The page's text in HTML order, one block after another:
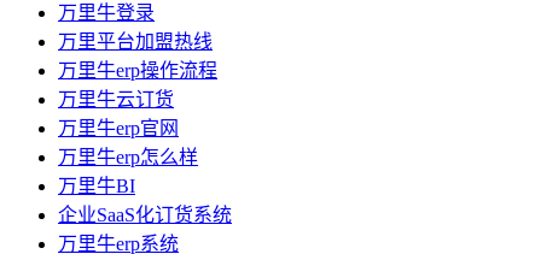
万里牛登录
万里平台加盟热线
万里牛erp操作流程
万里牛云订货
万里牛erp官网
万里牛erp怎么样
万里牛BI
企业SaaS化订货系统
万里牛erp系统